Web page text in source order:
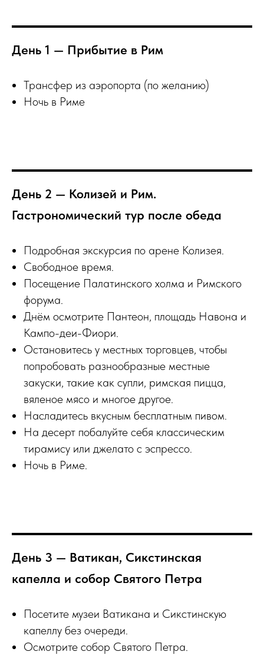
День 1 — Прибытие в Рим
Трансфер из аэропорта (по желанию)
Ночь в Риме
День 2 — Колизей и Рим.
Гастрономический тур после обеда
Подробная экскурсия по арене Колизея.
Свободное время.
Посещение Палатинского холма и Римского
форума.
Днём осмотрите Пантеон, площадь Навона и
Кампо-деи-Фиори.
Остановитесь у местных торговцев, чтобы
попробовать разнообразные местные
закуски, такие как супли, римская пицца,
вяленое мясо и многое другое.
Насладитесь вкусным бесплатным пивом.
На десерт побалуйте себя классическим
тирамису или джелато с эспрессо.
Ночь в Риме.
День 3 — Ватикан, Сикстинская
капелла и собор Святого Петра
Посетите музеи Ватикана и Сикстинскую
капеллу без очереди.
Осмотрите собор Святого Петра.